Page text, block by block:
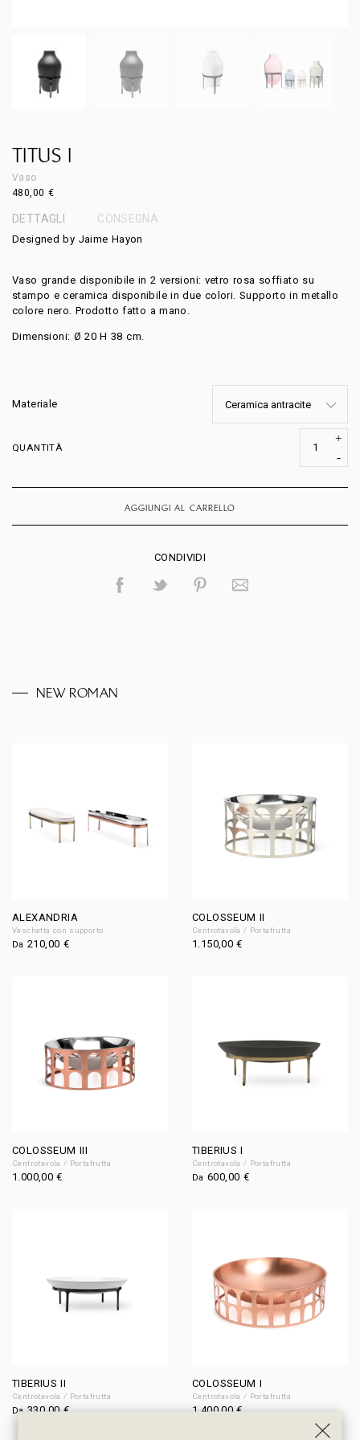
TITUS I
Vaso
480,00 €
DETTAGLI CONSEGNA
Designed by Jaime Hayon
Vaso grande disponibile in 2 versioni: vetro rosa soffiato su
stampo e ceramica disponibile in due colori. Supporto in metallo
colore nero. Prodotto fatto a mano.
Dimensioni: Ø 20 H 38 cm.
Materiale
QUANTITÀ
AGGIUNGI AL CARRELLO
CONDIVIDI
NEW ROMAN
ALEXANDRIA
Vaschetta con supporto
Da210,00 €
COLOSSEUM II
Centrotavola / Portafrutta
1.150,00€
COLOSSEUM III
Centrotavola / Portafrutta
1.000,00€
TIBERIUS I
Centrotavola / Portafrutta
Da600,00 €
TIBERIUS II
Centrotavola / Portafrutta
Da330,00 €
COLOSSEUM I
Centrotavola / Portafrutta
1.400,00€